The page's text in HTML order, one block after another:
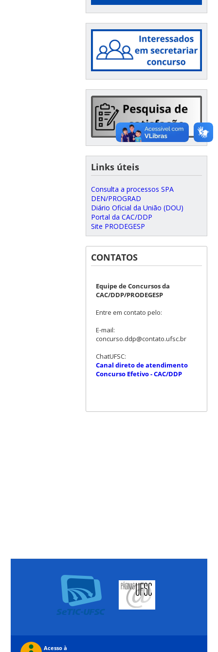
Links úteis
Consulta a processos SPA
DEN/PROGRAD
Diário Oficial da União (DOU)
Portal da CAC/DDP
Site PRODEGESP
CONTATOS
Equipe de Concursos da
CAC/DDP/PRODEGESP
Entre em contato pelo:
E-mail:
concurso.ddp@contato.ufsc.br
ChatUFSC:
Canal direto de atendimento
Concurso Efetivo - CAC/DDP